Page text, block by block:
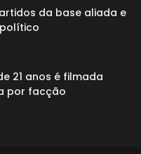
da base aliada e
21 anos é filmada
por facção